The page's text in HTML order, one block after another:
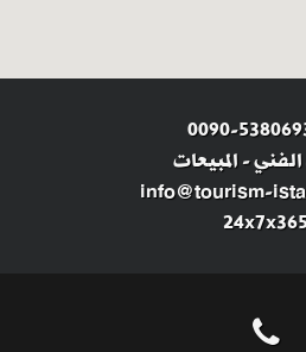
0090-
-المبيعات
info@tourism-